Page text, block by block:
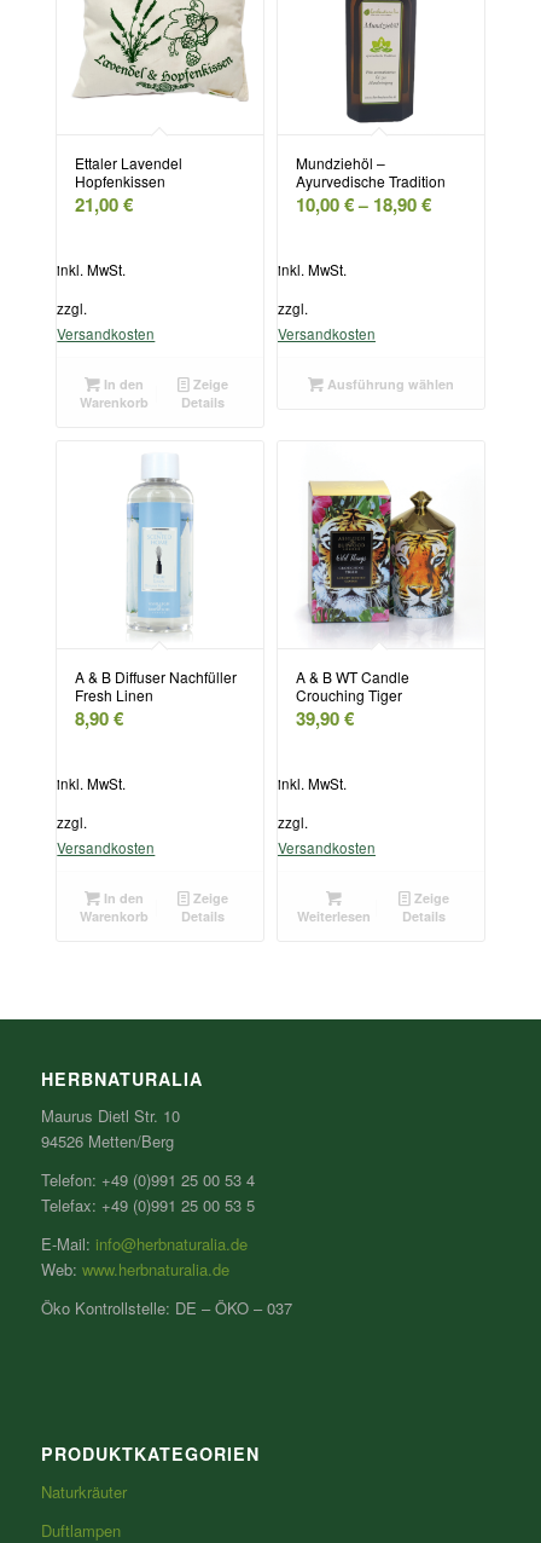
Ettaler Lavendel
Hopfenkissen
21,00€
inkl. MwSt.
zzgl.
Versandkosten
In den
Warenkorb
Zeige
Details
Mundziehöl –
Ayurvedische Tradition
10,00€– 18,90€
inkl. MwSt.
zzgl.
Versandkosten
Ausführung wählen
A & B Diffuser Nachfüller
Fresh Linen
8,90€
inkl. MwSt.
zzgl.
Versandkosten
In den
Warenkorb
Zeige
Details
A & B WT Candle
Crouching Tiger
39,90€
inkl. MwSt.
zzgl.
Versandkosten
Weiterlesen
Zeige
Details
HERBNATURALIA
Maurus Dietl Str. 10
94526 Metten/Berg
Telefon: +49 (0)991 25 00 53 4
Telefax: +49 (0)991 25 00 53 5
E-Mail: info@herbnaturalia.de
Web: www.herbnaturalia.de
Öko Kontrollstelle: DE – ÖKO – 037
PRODUKTKATEGORIEN
Naturkräuter
Duftlampen